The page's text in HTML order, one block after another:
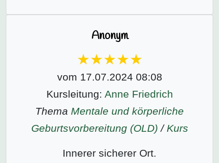
Anonym
vom 17.07.2024 08:08
Kursleitung: Anne Friedrich
Thema Mentale und körperliche
Geburtsvorbereitung (OLD) / Kurs
Innerer sicherer Ort.